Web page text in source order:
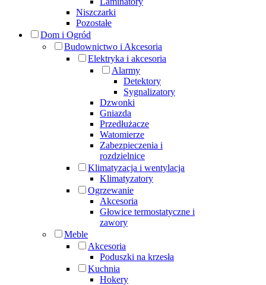
Niszczarki
Pozostałe
Dom i Ogród
Budownictwo i Akcesoria
Elektryka i akcesoria
Alarmy
Detektory
Sygnalizatory
Dzwonki
Gniazda
Przedłużacze
Watomierze
Zabezpieczenia i
rozdzielnice
Klimatyzacja i wentylacja
Klimatyzatory
Ogrzewanie
Akcesoria
Głowice termostatyczne i
zawory
Meble
Akcesoria
Poduszki na krzesła
Kuchnia
Hokery